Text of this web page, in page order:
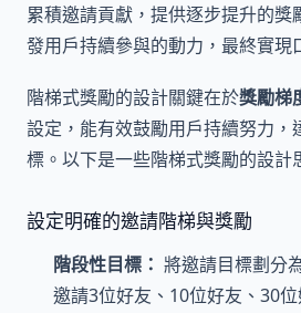
累積邀請貢獻，提供逐步提升的獎
發用戶持續參與的動力，最終實現
階梯式獎勵的設計關鍵在於獎勵梯
設定，能有效鼓勵用戶持續努力，
標。以下是一些階梯式獎勵的設計
設定明確的邀請階梯與獎勵
階段性目標： 將邀請目標劃分
邀請3位好友、10位好友、30